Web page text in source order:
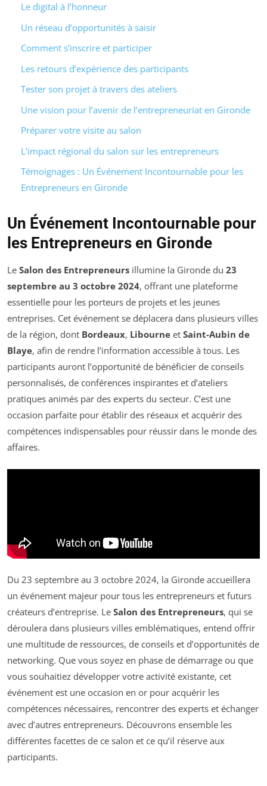
Le digital à l’honneur
Un réseau d’opportunités à saisir
Comment s’inscrire et participer
Les retours d’expérience des participants
Tester son projet à travers des ateliers
Une vision pour l’avenir de l’entrepreneuriat en Gironde
Préparer votre visite au salon
L’impact régional du salon sur les entrepreneurs
Témoignages : Un Événement Incontournable pour les
Entrepreneurs en Gironde
Un Événement Incontournable pour
les Entrepreneurs en Gironde
Le Salon des Entrepreneurs illumine la Gironde du 23
septembre au 3 octobre 2024, offrant une plateforme
essentielle pour les porteurs de projets et les jeunes
entreprises. Cet événement se déplacera dans plusieurs villes
de la région, dont Bordeaux, Libourne et Saint-Aubin de
Blaye, afin de rendre l’information accessible à tous. Les
participants auront l’opportunité de bénéficier de conseils
personnalisés, de conférences inspirantes et d’ateliers
pratiques animés par des experts du secteur. C’est une
occasion parfaite pour établir des réseaux et acquérir des
compétences indispensables pour réussir dans le monde des
affaires.
Du 23 septembre au 3 octobre 2024, la Gironde accueillera
un événement majeur pour tous les entrepreneurs et futurs
créateurs d’entreprise. Le Salon des Entrepreneurs, qui se
déroulera dans plusieurs villes emblématiques, entend offrir
une multitude de ressources, de conseils et d’opportunités de
networking. Que vous soyez en phase de démarrage ou que
vous souhaitiez développer votre activité existante, cet
événement est une occasion en or pour acquérir les
compétences nécessaires, rencontrer des experts et échanger
avec d’autres entrepreneurs. Découvrons ensemble les
différentes facettes de ce salon et ce qu’il réserve aux
participants.